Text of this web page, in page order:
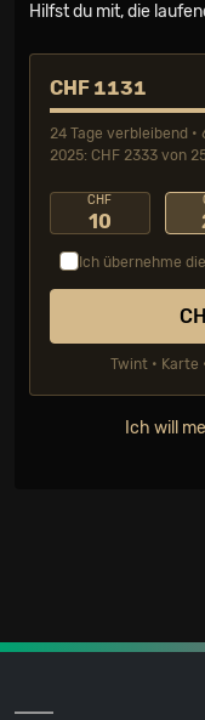
Hilfst du mit, die
CHF 1131
24 Tage verbleibend
2025: CHF 2333 von
CHF
10
Ich übernehme
Twint • Karte
Ich will